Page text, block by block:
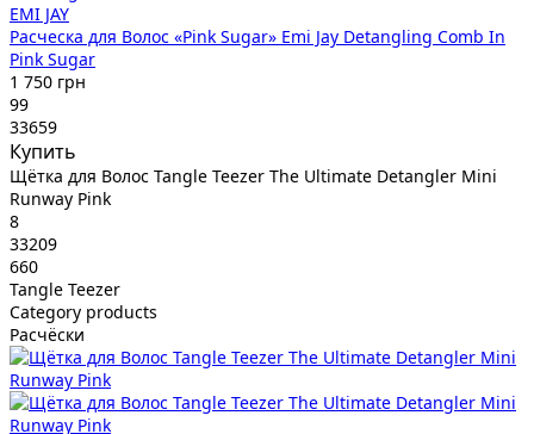
EMI JAY
Расческа для Волос «Pink Sugar» Emi Jay Detangling Comb In
Pink Sugar
1 750 грн
99
33659
Купить
Щётка для Волос Tangle Teezer The Ultimate Detangler Mini
Runway Pink
8
33209
660
Tangle Teezer
Category products
Расчёски